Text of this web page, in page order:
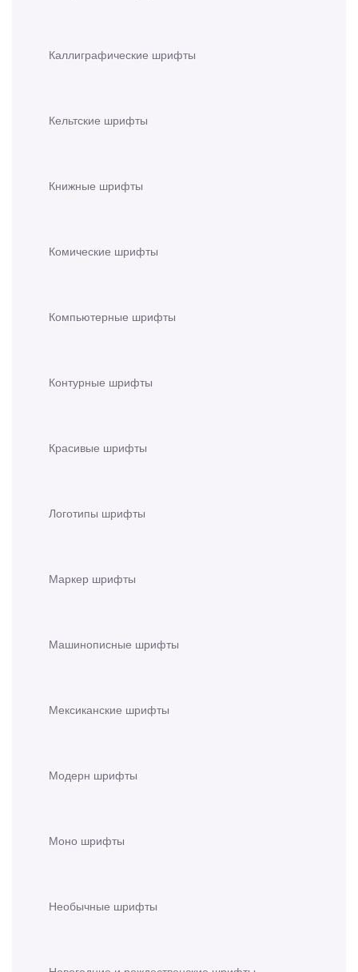
Каллиграфические шрифты
Кельтские шрифты
Книжные шрифты
Комические шрифты
Компьютерные шрифты
Контурные шрифты
Красивые шрифты
Логотипы шрифты
Маркер шрифты
Машинописные шрифты
Мексиканские шрифты
Модерн шрифты
Моно шрифты
Необычные шрифты